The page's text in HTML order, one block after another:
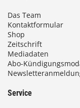
Das Team
Kontaktformular
Shop
Zeitschrift
Mediadaten
Abo-
Service